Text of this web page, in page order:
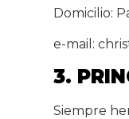
Domicilio:
e-mail:
3.
Siempre